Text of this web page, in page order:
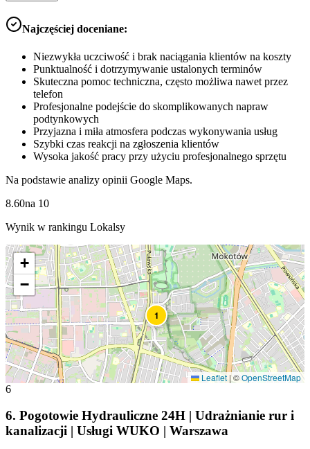
Najczęściej doceniane:
Niezwykła uczciwość i brak naciągania klientów na koszty
Punktualność i dotrzymywanie ustalonych terminów
Skuteczna pomoc techniczna, często możliwa nawet przez
telefon
Profesjonalne podejście do skomplikowanych napraw
podtynkowych
Przyjazna i miła atmosfera podczas wykonywania usług
Szybki czas reakcji na zgłoszenia klientów
Wysoka jakość pracy przy użyciu profesjonalnego sprzętu
Na podstawie analizy opinii Google Maps.
8.60na 10
Wynik w rankingu Lokalsy
1
+
−
Leaflet |©OpenStreetMap
6
6. Pogotowie Hydrauliczne 24H | Udrażnianie rur i
kanalizacji | Usługi WUKO | Warszawa